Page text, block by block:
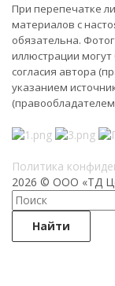
При перепечатке
материалов с
обязательна.
иллюстрации
согласия автора
указанием
Политика
2026 © ООО «ТД
Найти